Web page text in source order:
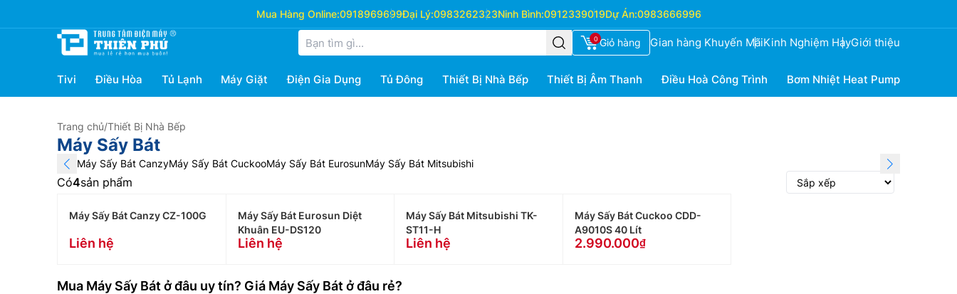
Mua Hàng Online:0918969699Đại Lý:0983262323Ninh Bình:0912339019Dự Án:0983666996
0 Giỏ hàng Gian hàng Khuyến MãiKinh Nghiệm HayGiới thiệu
Tivi Điều Hòa Tủ Lạnh Máy Giặt Điện Gia Dụng Tủ Đông Thiết Bị Nhà Bếp Thiết Bị Âm Thanh Điều Hoà Công Trình Bơm Nhiệt Heat Pump
Trang chủ/Thiết Bị Nhà Bếp
Máy Sấy Bát
Máy Sấy Bát CanzyMáy Sấy Bát CuckooMáy Sấy Bát EurosunMáy Sấy Bát Mitsubishi
Có4sản phẩm
Máy Sấy Bát Canzy CZ-100G
Liên hệ
Máy Sấy Bát Eurosun Diệt
Khuân EU-DS120
Liên hệ
Máy Sấy Bát Mitsubishi TK-
ST11-H
Liên hệ
Máy Sấy Bát Cuckoo CDD-
A9010S 40 Lít
2.990.000
Mua Máy Sấy Bát ở đâu uy tín? Giá Máy Sấy Bát ở đâu rẻ?